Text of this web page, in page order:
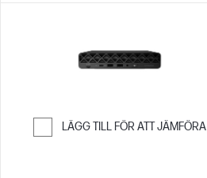
LÄGG TILL FÖR ATT JÄMFÖRA